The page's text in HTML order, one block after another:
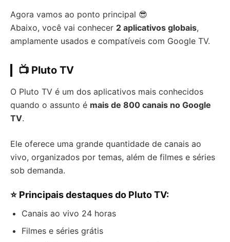
Agora vamos ao ponto principal 😎
Abaixo, você vai conhecer 2 aplicativos globais,
amplamente usados e compatíveis com Google TV.
📺 Pluto TV
O Pluto TV é um dos aplicativos mais conhecidos
quando o assunto é mais de 800 canais no Google
TV.
Ele oferece uma grande quantidade de canais ao
vivo, organizados por temas, além de filmes e séries
sob demanda.
⭐ Principais destaques do Pluto TV:
Canais ao vivo 24 horas
Filmes e séries grátis